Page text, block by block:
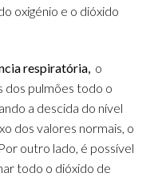
oxigénio e o dióxido
respiratória, o
dos pulmões todo o
a descida do nível
dos valores normais, o
outro lado, é possível
todo o dióxido de